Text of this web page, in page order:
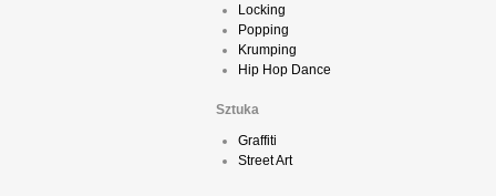
Locking
Popping
Krumping
Hip Hop Dance
Sztuka
Graffiti
Street Art